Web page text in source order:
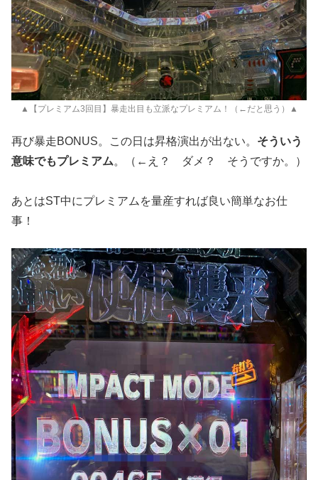
▲【プレミアム3回目】暴走出目も立派なプレミアム！（←だと思う）▲
再び暴走BONUS。この日は昇格演出が出ない。 そういう
意味でもプレミアム。（←え？ ダメ？ そうですか。）
あとはST中にプレミアムを量産すれば良い簡単なお仕
事！